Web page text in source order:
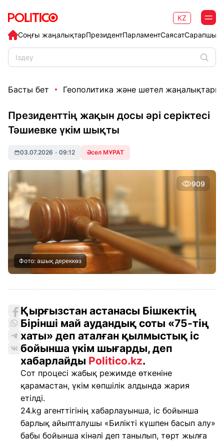
Соңғы жаңалықтарПрезидентПарламентСаясат
KZ
Басты бет Геополитика және шетел жаңалықтары
Президенттің жақын досы әрі серіктесі
Тәшиевке үкім шықты
03.07.2026 • 09:12 Әсел МҰРАТ
909
Фото: ашық дереккөз
Қырғызстан астанасы Бішкектің
Бірінші май аудандық соты «75-тің
хаты» деп аталған қылмыстық іс
бойынша үкім шығарды, деп
хабарлайды Politico.kz.
Сот процесі жабық режимде өткеніне
қарамастан, үкім көпшілік алдында жария
етілді.
24.kg агенттігінің хабарлауынша, іс бойынша
барлық айыпталушы «Билікті күшпен басып алу»
бабы бойынша кінәлі деп танылып, төрт жылға